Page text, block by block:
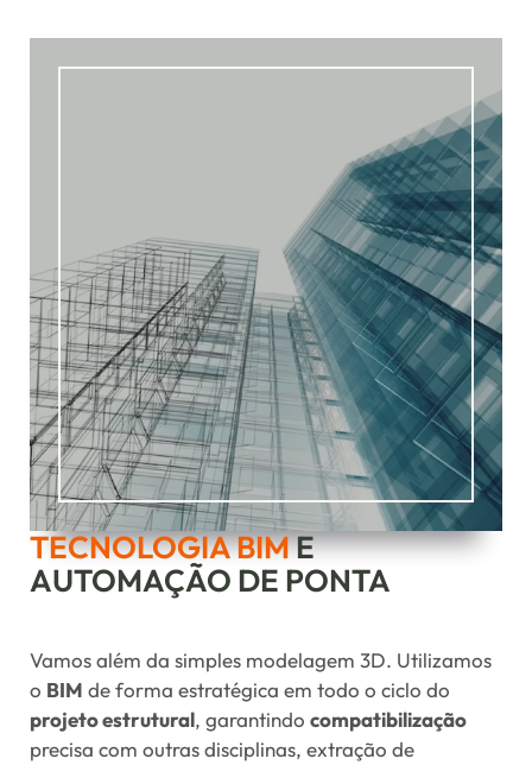
TECNOLOGIA BIME
AUTOMAÇÃO DE PONTA
Vamos além da simples modelagem 3D. Utilizamos
o BIM de forma estratégica em todo o ciclo do
projeto estrutural, garantindo compatibilização
precisa com outras disciplinas, extração de